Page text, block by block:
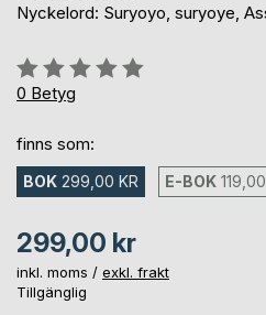
Nyckelord: Suryoyo, suryoye,
Betyg::
0%
0 Betyg
finns som:
BOK 299,00 KR E-BOK
299,00 kr
inkl. moms / exkl. frakt
Tillgänglig